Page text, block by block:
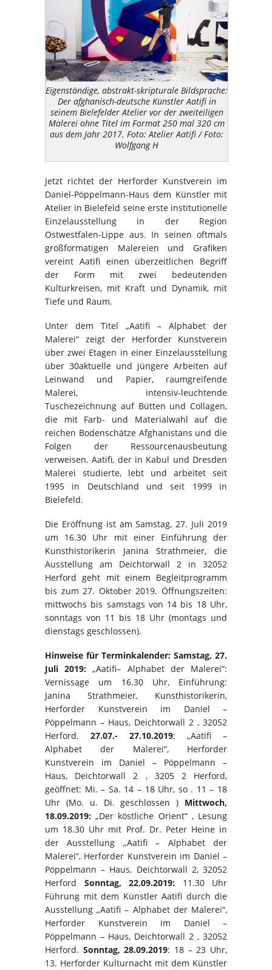
Eigenständige, abstrakt-skripturale Bildsprache:
Der afghanisch-deutsche Künstler Aatifi in
seinem Bielefelder Atelier vor der zweiteiligen
Malerei ohne Titel im Format 250 mal 320 cm
aus dem Jahr 2017. Foto: Atelier Aatifi / Foto:
Wolfgang H
Jetzt richtet der Herforder Kunstverein im
Daniel-Pöppelmann-Haus dem Künstler mit
Atelier in Bielefeld seine erste institutionelle
Einzelausstellung in der Region
Ostwestfalen-Lippe aus. In seinen oftmals
großformatigen Malereien und Grafiken
vereint Aatifi einen überzeitlichen Begriff
der Form mit zwei bedeutenden
Kulturkreisen, mit Kraft und Dynamik, mit
Tiefe und Raum.
Unter dem Titel „Aatifi – Alphabet der
Malerei“ zeigt der Herforder Kunstverein
über zwei Etagen in einer Einzelausstellung
über 30aktuelle und jüngere Arbeiten auf
Leinwand und Papier, raumgreifende
Malerei, intensiv-leuchtende
Tuschezeichnung auf Bütten und Collagen,
die mit Farb- und Materialwahl auf die
reichen Bodenschätze Afghanistans und die
Folgen der Ressourcenausbeutung
verweisen. Aatifi, der in Kabul und Dresden
Malerei studierte, lebt und arbeitet seit
1995 in Deutschland und seit 1999 in
Bielefeld.
Die Eröffnung ist am Samstag, 27. Juli 2019
um 16.30 Uhr mit einer Einführung der
Kunsthistorikerin Janina Strathmeier, die
Ausstellung am Deichtorwall 2 in 32052
Herford geht mit einem Begleitprogramm
bis zum 27. Oktober 2019. Öffnungszeiten:
mittwochs bis samstags von 14 bis 18 Uhr,
sonntags von 11 bis 18 Uhr (montags und
dienstags geschlossen).
Hinweise für Terminkalender: Samstag, 27.
Juli 2019: „Aatifi– Alphabet der Malerei“:
Vernissage um 16.30 Uhr, Einführung:
Janina Strathmeier, Kunsthistorikerin,
Herforder Kunstverein im Daniel –
Pöppelmann – Haus, Deichtorwall 2 , 32052
Herford. 27.07.- 27.10.2019: „Aatifi –
Alphabet der Malerei“, Herforder
Kunstverein im Daniel – Pöppelmann –
Haus, Deichtorwall 2 , 3205 2 Herford,
geöffnet: Mi. – Sa. 14 – 18 Uhr, so . 11 – 18
Uhr (Mo. u. Di. geschlossen ) Mittwoch,
18.09.2019:„Der köstliche Orient“ , Lesung
um 18.30 Uhr mit Prof. Dr. Peter Heine in
der Ausstellung „Aatifi – Alphabet der
Malerei“, Herforder Kunstverein im Daniel –
Pöppelmann – Haus, Deichtorwall 2, 32052
Herford Sonntag, 22.09.2019: 11.30 Uhr
Führung mit dem Künstler Aatifi durch die
Ausstellung „Aatifi – Alphabet der Malerei“,
Herforder Kunstverein im Daniel –
Pöppelmann – Haus, Deichtorwall 2 , 32052
Herford. Sonntag, 28.09.2019: 18 – 23 Uhr,
13. Herforder Kulturnacht mit dem Künstler